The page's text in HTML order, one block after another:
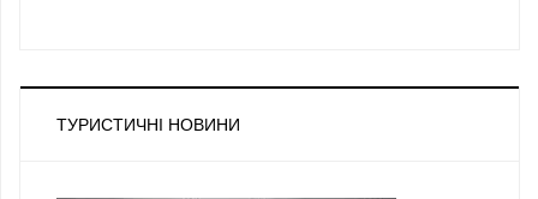
ТУРИСТИЧНІ НОВИНИ